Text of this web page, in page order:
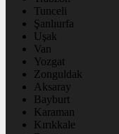
Tunceli
Şanlıurfa
Uşak
Van
Yozgat
Zonguldak
Aksaray
Bayburt
Karaman
Kırıkkale